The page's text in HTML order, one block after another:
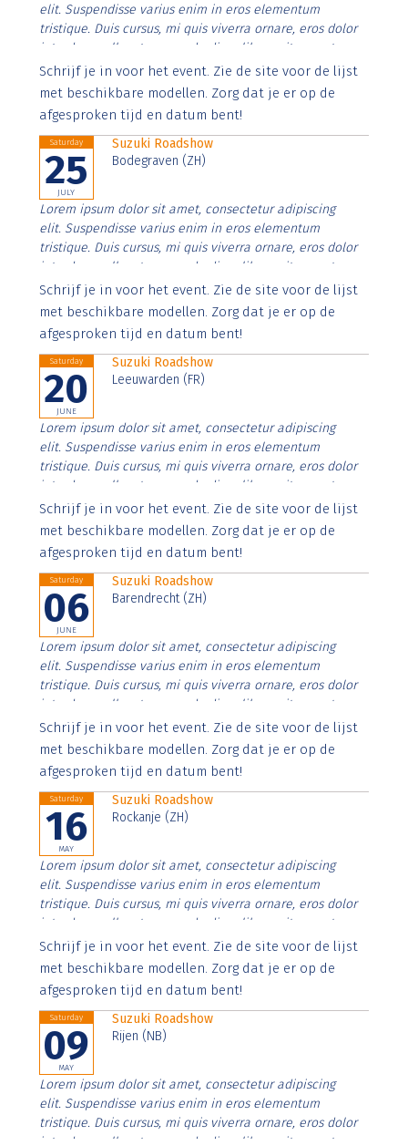
elit. Suspendisse varius enim in eros elementum
tristique. Duis cursus, mi quis viverra ornare, eros dolor
interdum nulla, ut commodo diam libero vitae erat.
Aenean faucibus nibh et justo cursus id rutrum lorem
imperdiet. Nunc ut sem vitae risus tristique posuere.
Schrijf je in voor het event. Zie de site voor de lijst
met beschikbare modellen. Zorg dat je er op de
afgesproken tijd en datum bent!
Saturday
25
JULY
Suzuki Roadshow
Bodegraven (ZH)
Lorem ipsum dolor sit amet, consectetur adipiscing
elit. Suspendisse varius enim in eros elementum
tristique. Duis cursus, mi quis viverra ornare, eros dolor
interdum nulla, ut commodo diam libero vitae erat.
Aenean faucibus nibh et justo cursus id rutrum lorem
imperdiet. Nunc ut sem vitae risus tristique posuere.
Schrijf je in voor het event. Zie de site voor de lijst
met beschikbare modellen. Zorg dat je er op de
afgesproken tijd en datum bent!
Saturday
20
JUNE
Suzuki Roadshow
Leeuwarden (FR)
Lorem ipsum dolor sit amet, consectetur adipiscing
elit. Suspendisse varius enim in eros elementum
tristique. Duis cursus, mi quis viverra ornare, eros dolor
interdum nulla, ut commodo diam libero vitae erat.
Aenean faucibus nibh et justo cursus id rutrum lorem
imperdiet. Nunc ut sem vitae risus tristique posuere.
Schrijf je in voor het event. Zie de site voor de lijst
met beschikbare modellen. Zorg dat je er op de
afgesproken tijd en datum bent!
Saturday
06
JUNE
Suzuki Roadshow
Barendrecht (ZH)
Lorem ipsum dolor sit amet, consectetur adipiscing
elit. Suspendisse varius enim in eros elementum
tristique. Duis cursus, mi quis viverra ornare, eros dolor
interdum nulla, ut commodo diam libero vitae erat.
Aenean faucibus nibh et justo cursus id rutrum lorem
imperdiet. Nunc ut sem vitae risus tristique posuere.
Schrijf je in voor het event. Zie de site voor de lijst
met beschikbare modellen. Zorg dat je er op de
afgesproken tijd en datum bent!
Saturday
16
MAY
Suzuki Roadshow
Rockanje (ZH)
Lorem ipsum dolor sit amet, consectetur adipiscing
elit. Suspendisse varius enim in eros elementum
tristique. Duis cursus, mi quis viverra ornare, eros dolor
interdum nulla, ut commodo diam libero vitae erat.
Aenean faucibus nibh et justo cursus id rutrum lorem
imperdiet. Nunc ut sem vitae risus tristique posuere.
Schrijf je in voor het event. Zie de site voor de lijst
met beschikbare modellen. Zorg dat je er op de
afgesproken tijd en datum bent!
Saturday
09
MAY
Suzuki Roadshow
Rijen (NB)
Lorem ipsum dolor sit amet, consectetur adipiscing
elit. Suspendisse varius enim in eros elementum
tristique. Duis cursus, mi quis viverra ornare, eros dolor
interdum nulla, ut commodo diam libero vitae erat.